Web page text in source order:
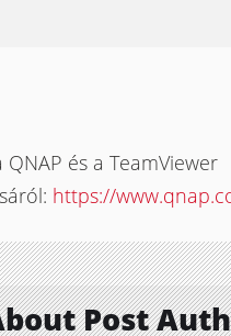
és a TeamViewer
https://
Post